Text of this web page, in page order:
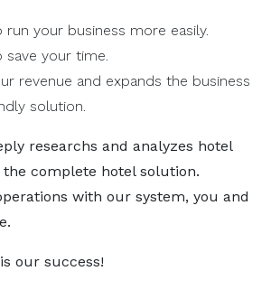
run your business more easily.
save your time.
revenue and expands the business
solution.
researchs and analyzes hotel
complete hotel solution.
with our system, you and
our success!